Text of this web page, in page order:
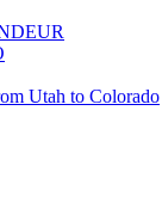
Utah to Colorado